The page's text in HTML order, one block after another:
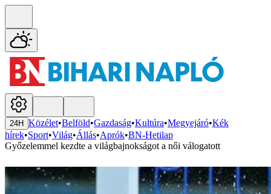
24H Közélet•Belföld•Gazdaság•Kultúra•Megyejáró•Kék
hírek•Sport•Világ•Állás•Aprók•BN-Hetilap
Győzelemmel kezdte a világbajnokságot a női válogatott